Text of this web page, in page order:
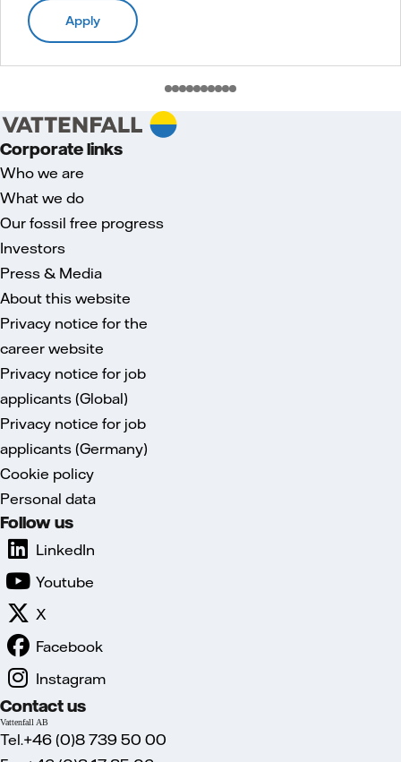
Apply
Corporate links
Who we are
What we do
Our fossil free progress
Investors
Press & Media
About this website
Privacy notice for the
career website
Privacy notice for job
applicants (Global)
Privacy notice for job
applicants (Germany)
Cookie policy
Personal data
Follow us
LinkedIn
Youtube
X
Facebook
Instagram
Contact us
Vattenfall AB
Tel.+46 (0)8 739 50 00